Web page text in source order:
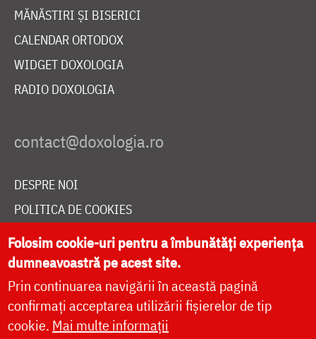
MĂNĂSTIRI ȘI BISERICI
CALENDAR ORTODOX
WIDGET DOXOLOGIA
RADIO DOXOLOGIA
DESPRE NOI
POLITICA DE COOKIES
DONEAZĂ ONLINE PENTRU CATEDRALA NAȚIONALĂ
LIVE
Folosim cookie-uri pentru a îmbunătăți experiența
dumneavoastră pe acest site.
Prin continuarea navigării în această pagină
confirmați acceptarea utilizării fișierelor de tip
cookie. Mai multe informații